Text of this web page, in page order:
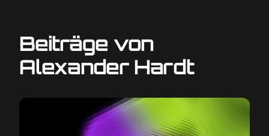
Beiträge von
Alexander Hardt